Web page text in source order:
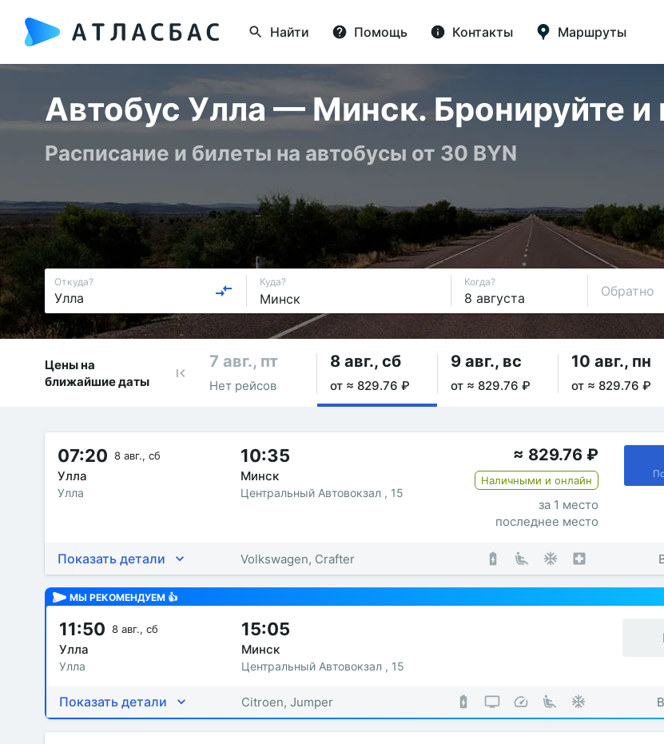
Найти Помощь Контакты Маршруты
Автобус Улла — Минск. Бронируйте и
Расписание и билеты на автобусы от 30 BYN
Откуда? Куда? Когда?
Обратно
Цены на
ближайшие даты
7 авг., пт
Нет рейсов
8 авг., сб
от ≈ 829.76 ₽
9 авг., вс
от ≈ 829.76 ₽
10 авг., пн
от ≈ 829.76 ₽
07:20 8 авг., сб
Улла
Улла
10:35
Минск
Центральный Автовокзал , 15
≈ 829.76 ₽
Наличными и онлайн
за 1 место
последнее место
Показать детали Volkswagen, Crafter
МЫ РЕКОМЕНДУЕМ 👍
11:50 8 авг., сб
Улла
Улла
15:05
Минск
Центральный Автовокзал , 15
Показать детали Citroen, Jumper